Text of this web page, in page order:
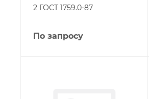
2 ГОСТ 1759.0-87
По запросу